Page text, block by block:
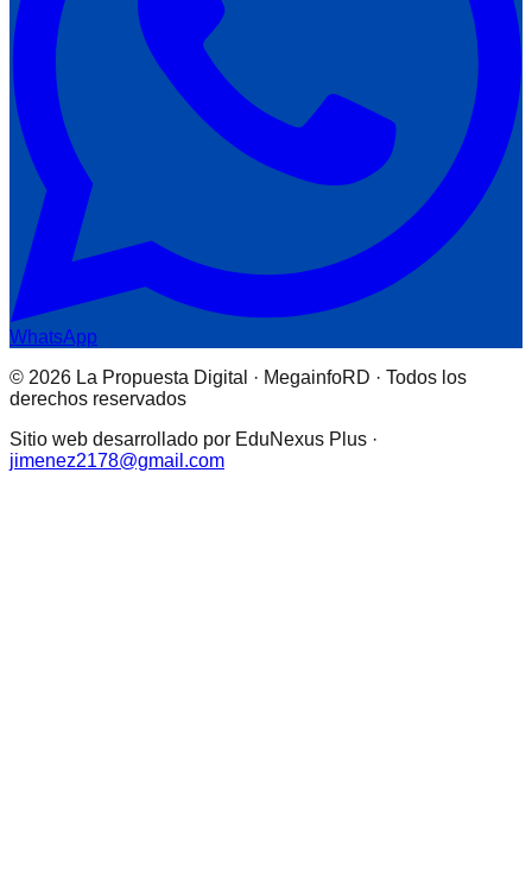
WhatsApp
© 2026 La Propuesta Digital · MegainfoRD · Todos los
derechos reservados
Sitio web desarrollado por EduNexus Plus ·
jimenez2178@gmail.com